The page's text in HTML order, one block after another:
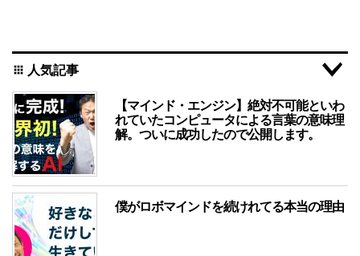
apps 人気記事
【マインド・エンジン】絶対不可能といわ
れていたコンピュータによる言葉の意味理
解。ついに成功したので公開します。
僕がロボマインドを続けれてる本当の理由